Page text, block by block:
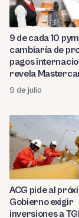
9 de cada 10
cambiaría de
pagos
revela
9 de julio
ACG pide al
Gobierno exigir
inversiones a